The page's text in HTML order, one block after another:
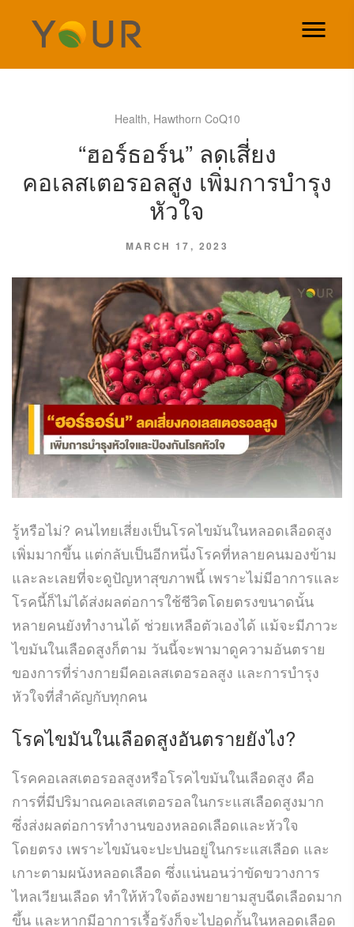
Health, Hawthorn CoQ10
“ฮอร์ธอร์น” ลดเสี่ยง
คอเลสเตอรอลสูง เพิ่มการบำรุง
หัวใจ
MARCH 17, 2023
รู้หรือไม่? คนไทยเสี่ยงเป็นโรคไขมันในหลอดเลือดสูง
เพิ่มมากขึ้น แต่กลับเป็นอีกหนึ่งโรคที่หลายคนมองข้าม
และละเลยที่จะดูปัญหาสุขภาพนี้ เพราะไม่มีอาการและ
โรคนี้ก็ไม่ได้ส่งผลต่อการใช้ชีวิตโดยตรงขนาดนั้น
หลายคนยังทำงานได้ ช่วยเหลือตัวเองได้ แม้จะมีภาวะ
ไขมันในเลือดสูงก็ตาม วันนี้จะพามาดูความอันตราย
ของการที่ร่างกายมีคอเลสเตอรอลสูง และการบำรุง
หัวใจที่สำคัญกับทุกคน
โรคไขมันในเลือดสูงอันตรายยังไง?
โรคคอเลสเตอรอลสูงหรือโรคไขมันในเลือดสูง คือ
การที่มีปริมาณคอเลสเตอรอลในกระแสเลือดสูงมาก
ซึ่งส่งผลต่อการทำงานของหลอดเลือดและหัวใจ
โดยตรง เพราะไขมันจะปะปนอยู่ในกระแสเลือด และ
เกาะตามผนังหลอดเลือด ซึ่งแน่นอนว่าขัดขวางการ
ไหลเวียนเลือด ทำให้หัวใจต้องพยายามสูบฉีดเลือดมาก
ขึ้น และหากมีอาการเรื้อรังก็จะไปอุดกั้นในหลอดเลือด